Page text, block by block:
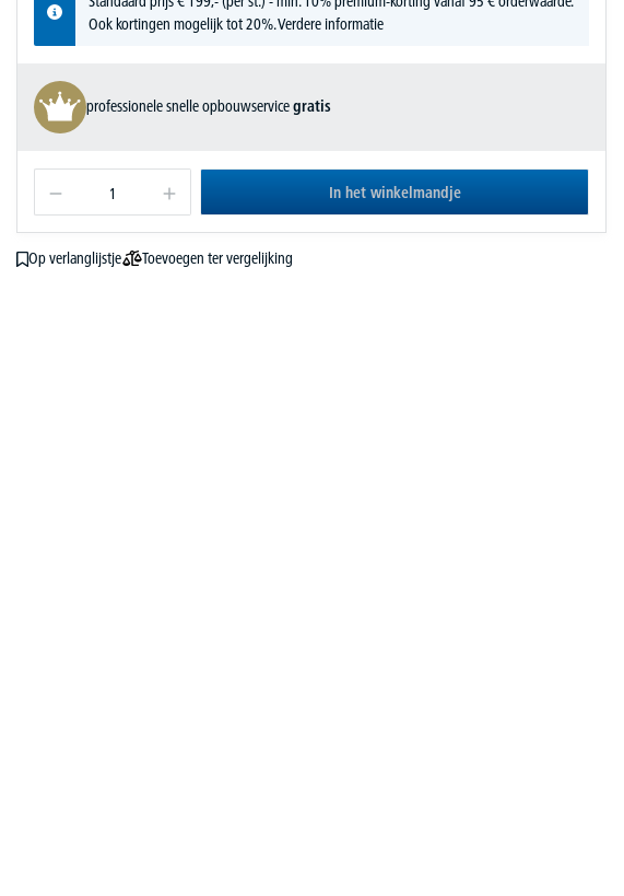
Ook kortingen mogelijk tot 20%.Verdere informatie
professionele snelle opbouwservicegratis
In het winkelmandje
Op verlanglijstje
Toevoegen ter vergelijking